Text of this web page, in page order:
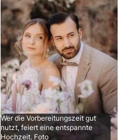
Wer die Vorbereitungszeit gut
nutzt, feiert eine entspannte
Hochzeit. Foto